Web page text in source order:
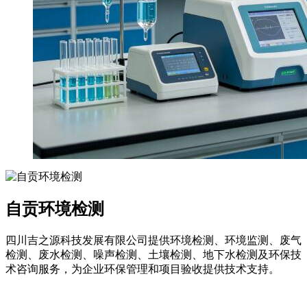
自贡环境检测
四川吉之源科技发展有限公司提供环境检测、环境监测、废气
检测、废水检测、噪声检测、土壤检测、地下水检测及环保技
术咨询服务，为企业环保管理和项目验收提供技术支持。